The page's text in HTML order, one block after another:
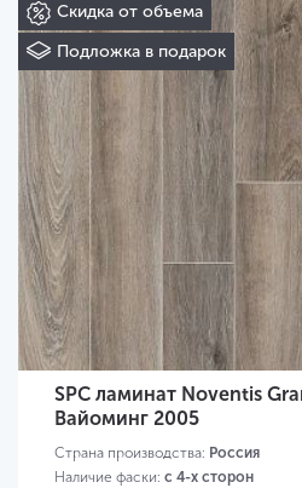
Скидка от объема
Подложка в подарок
SPC ламинат Noventis
Вайоминг 2005
Страна производства: Россия
Наличие фаски: с 4-х сторон